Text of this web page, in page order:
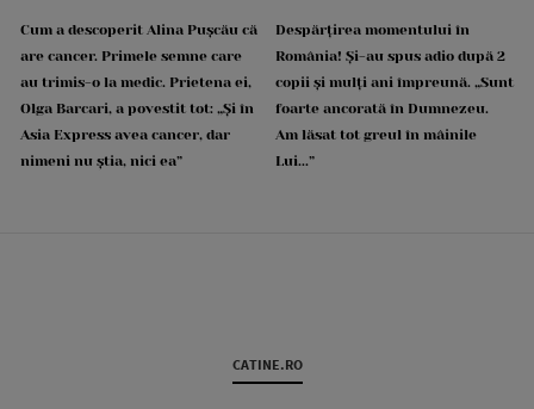
Cum a descoperit Alina Pușcău că
are cancer. Primele semne care
au trimis-o la medic. Prietena ei,
Olga Barcari, a povestit tot: „Și în
Asia Express avea cancer, dar
nimeni nu știa, nici ea”
Despărțirea momentului în
România! Și-au spus adio după 2
copii și mulți ani împreună. „Sunt
foarte ancorată în Dumnezeu.
Am lăsat tot greul în mâinile
Lui...”
CATINE.RO